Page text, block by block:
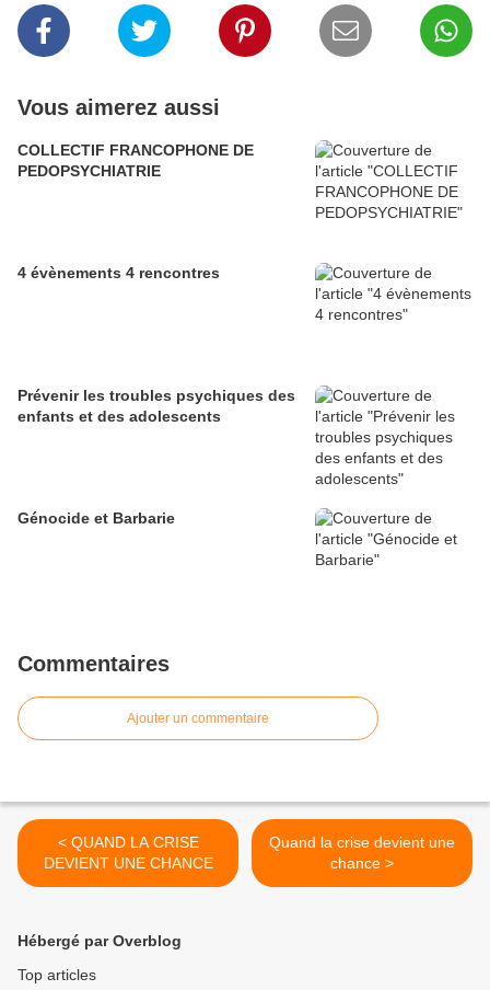
Vous aimerez aussi
COLLECTIF FRANCOPHONE DE
PEDOPSYCHIATRIE
4 évènements 4 rencontres
Prévenir les troubles psychiques des
enfants et des adolescents
Génocide et Barbarie
Commentaires
Ajouter un commentaire
< QUAND LA CRISE
DEVIENT UNE CHANCE
Quand la crise devient une
chance >
Hébergé par Overblog
Top articles